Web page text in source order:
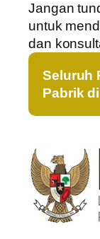
Jangan
untuk
dan
Seluruh
Pabrik